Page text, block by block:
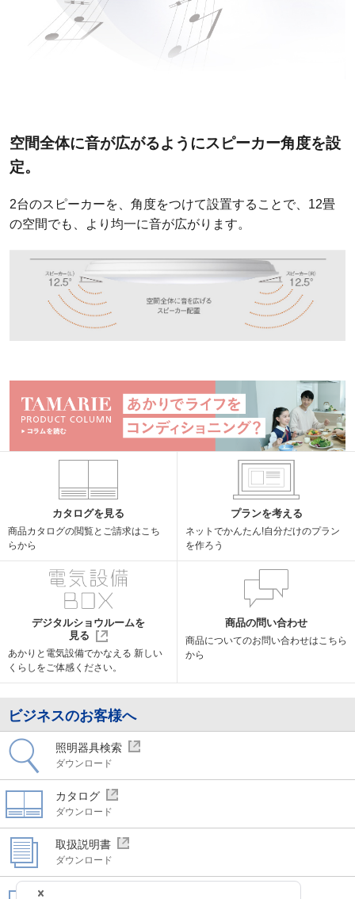
空間全体に音が広がるようにスピーカー角度を設
定。
2台のスピーカーを、角度をつけて設置することで、12畳
の空間でも、より均一に音が広がります。
カタログを見る
商品カタログの閲覧と ご請求はこち
らから
プランを考える
ネットでかんたん!自分だけのプラン
を作ろう
デジタルショウルームを
見る
あかりと電気設備でかなえる 新しい
くらしをご体感ください。
商品の問い合わせ
商品についてのお問い合わせはこちら
から
ビジネスのお客様へ
照明器具検索
ダウンロード
カタログ
ダウンロード
取扱説明書
ダウンロード